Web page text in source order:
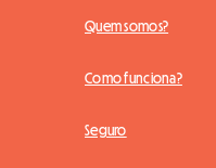
Quem somos?
Como funciona?
Seguro